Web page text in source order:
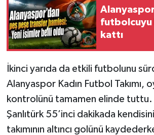
futbolcuyu
kattı
İkinci yarıda da etkili futbolunu
Alanyaspor Kadın Futbol Takımı,
kontrolünü tamamen elinde
Şanlıtürk 55’inci dakikada
takımının altıncı golünü